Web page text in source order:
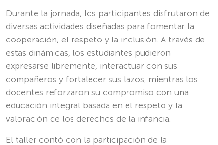
Durante la jornada, los participantes disfrutaron de
diversas actividades diseñadas para fomentar la
cooperación, el respeto y la inclusión. A través de
estas dinámicas, los estudiantes pudieron
expresarse libremente, interactuar con sus
compañeros y fortalecer sus lazos, mientras los
docentes reforzaron su compromiso con una
educación integral basada en el respeto y la
valoración de los derechos de la infancia.
El taller contó con la participación de la